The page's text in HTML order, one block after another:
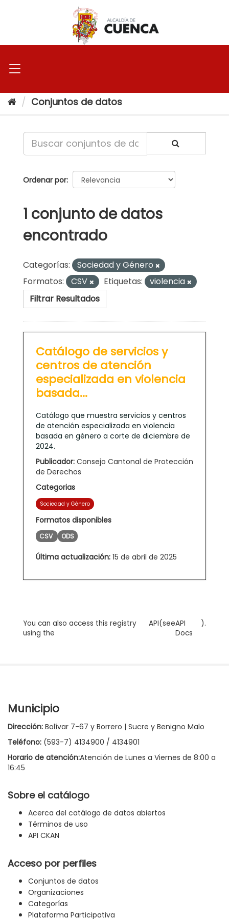
Conjuntos de datos
Ordenar por
1 conjunto de datos
encontrado
Categorías:
Sociedad y Género
Formatos:
CSV Etiquetas:
violencia
Filtrar Resultados
Catálogo de servicios y
centros de atención
especializada en violencia
basada...
Catálogo que muestra servicios y centros
de atención especializada en violencia
basada en género a corte de diciembre de
2024.
Publicador: Consejo Cantonal de Protección
de Derechos
Categorias
Sociedad y Género
Formatos disponibles
CSV ODS
Última actualización: 15 de abril de 2025
You can also access this registry
using the
API(seeAPI
Docs
).
Municipio
Dirección: Bolívar 7-67 y Borrero | Sucre y Benigno Malo
Teléfono: (593-7) 4134900 / 4134901
Horario de atención:Atención de Lunes a Viernes de 8:00 a
16:45
Sobre el catálogo
Acerca del catálogo de datos abiertos
Términos de uso
API CKAN
Acceso por perfiles
Conjuntos de datos
Organizaciones
Categorías
Plataforma Participativa